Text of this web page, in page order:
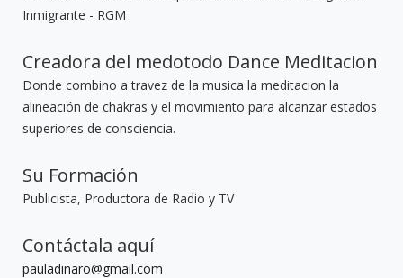
Inmigrante - RGM
Creadora del medotodo Dance Meditacion
Donde combino a travez de la musica la meditacion la
alineación de chakras y el movimiento para alcanzar estados
superiores de consciencia.
Su Formación
Publicista, Productora de Radio y TV
Contáctala aquí
pauladinaro@gmail.com